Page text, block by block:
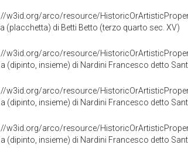
w3id.org/arco/resource/
(placchetta) di Betti Betto (terzo quarto sec. XV)
w3id.org/arco/resource/
(dipinto, insieme) di Nardini Francesco detto
w3id.org/arco/resource/
(dipinto, insieme) di Nardini Francesco detto
w3id.org/arco/resource/
(dipinto, insieme) di Nardini Francesco detto